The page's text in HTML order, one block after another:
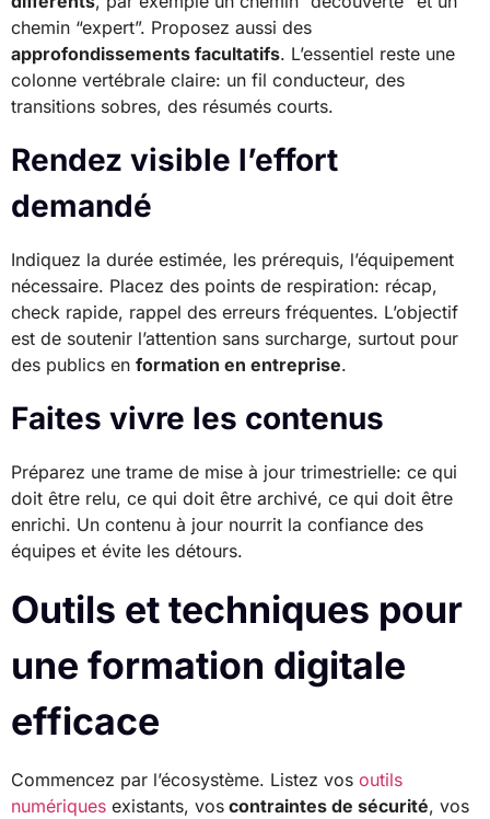
chemin “expert”. Proposez aussi des
approfondissements facultatifs. L’essentiel reste une
colonne vertébrale claire: un fil conducteur, des
transitions sobres, des résumés courts.
Rendez visible l’effort
demandé
Indiquez la durée estimée, les prérequis, l’équipement
nécessaire. Placez des points de respiration: récap,
check rapide, rappel des erreurs fréquentes. L’objectif
est de soutenir l’attention sans surcharge, surtout pour
des publics en formation en entreprise.
Faites vivre les contenus
Préparez une trame de mise à jour trimestrielle: ce qui
doit être relu, ce qui doit être archivé, ce qui doit être
enrichi. Un contenu à jour nourrit la confiance des
équipes et évite les détours.
Outils et techniques pour
une formation digitale
efficace
Commencez par l’écosystème. Listez vos outils
numériques existants, vos contraintes de sécurité, vos